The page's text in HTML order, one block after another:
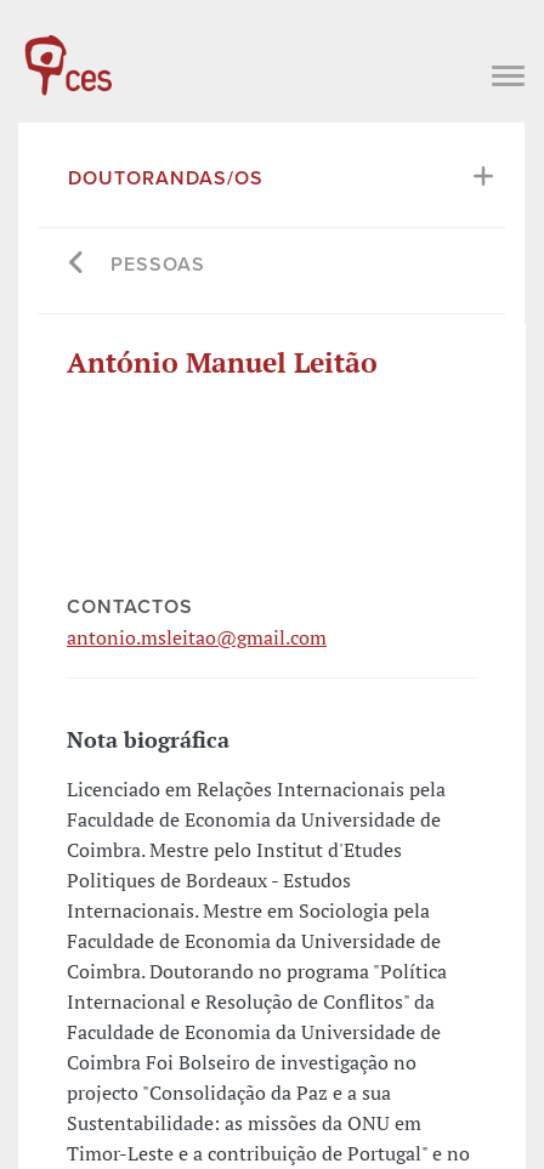
DOUTORANDAS/OS
PESSOAS
António Manuel Leitão
CONTACTOS
antonio.msleitao@gmail.com
Nota biográfica
Licenciado em Relações Internacionais pela
Faculdade de Economia da Universidade de
Coimbra. Mestre pelo Institut d'Etudes
Politiques de Bordeaux - Estudos
Internacionais. Mestre em Sociologia pela
Faculdade de Economia da Universidade de
Coimbra. Doutorando no programa "Política
Internacional e Resolução de Conflitos" da
Faculdade de Economia da Universidade de
Coimbra Foi Bolseiro de investigação no
projecto "Consolidação da Paz e a sua
Sustentabilidade: as missões da ONU em
Timor-Leste e a contribuição de Portugal" e no